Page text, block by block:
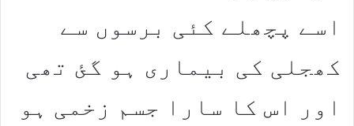
اسے پچھلے کئی برسوں سے
کھجلی کی بیماری ہو گئ تھی
اور اس کا سارا جسم زخمی ہو